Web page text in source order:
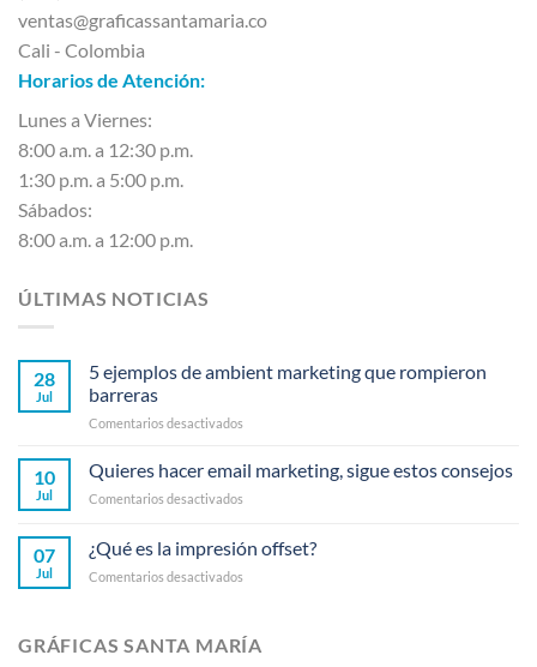
ventas@graficassantamaria.co
Cali - Colombia
Horarios de Atención:
Lunes a Viernes:
8:00 a.m. a 12:30 p.m.
1:30 p.m. a 5:00 p.m.
Sábados:
8:00 a.m. a 12:00 p.m.
ÚLTIMAS NOTICIAS
28
Jul
5 ejemplos de ambient marketing que rompieron
barreras
Comentarios desactivados
ejemplos
ambient
que
barreras
10
Jul
Quieres hacer email marketing, sigue estos consejos
Comentarios desactivados
email
marketing,
consejos
07
Jul
¿Qué es la impresión offset?
Comentarios desactivados
la
impresión
GRÁFICAS SANTA MARÍA